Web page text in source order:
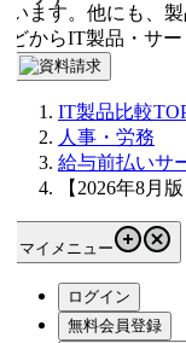
ます。他にも、製
からIT製品・サー
IT製品比較TOP
人事・労務
給与前払いサー
【2026年8月版
マイメニュー
ログイン
無料会員登録